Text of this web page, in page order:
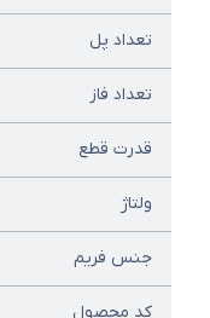
تعداد پل
تعداد فاز
قدرت قطع
ولتاژ
جنس فریم
کد محصول